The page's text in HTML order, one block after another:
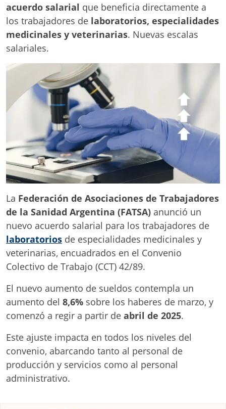
acuerdo salarial que beneficia directamente a
los trabajadores de laboratorios, especialidades
medicinales y veterinarias. Nuevas escalas
salariales.
La Federación de Asociaciones de Trabajadores
de la Sanidad Argentina (FATSA) anunció un
nuevo acuerdo salarial para los trabajadores de
laboratorios de especialidades medicinales y
veterinarias, encuadrados en el Convenio
Colectivo de Trabajo (CCT) 42/89.
El nuevo aumento de sueldos contempla un
aumento del 8,6% sobre los haberes de marzo, y
comenzó a regir a partir de abril de 2025.
Este ajuste impacta en todos los niveles del
convenio, abarcando tanto al personal de
producción y servicios como al personal
administrativo.